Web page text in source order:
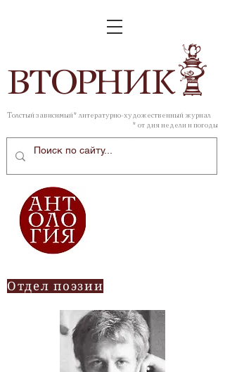
ВТОРНИК
Толстый зависимый* литературно-художественный журнал
* от дня недели и погоды
Отдел поэзии